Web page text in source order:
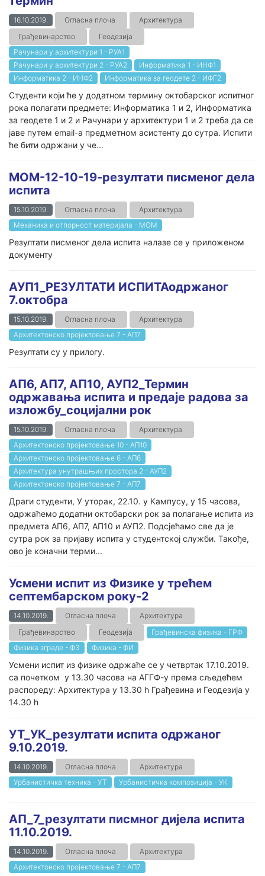
16.10.2019. Огласна плоча
Архитектура
Грађевинарство
Геодезија
Рачунари у архитектури 1 - РУА1
Рачунари у архитектури 2 - РУА2
Информатика 1 - ИНФ1
Информатика 2 - ИНФ2
Информатика за геодете 2 - ИФГ2
Студенти који ће у додатном термину октобарског испитног
рока полагати предмете: Информатика 1 и 2, Информатика
за геодете 1 и 2 и Рачунари у архитектури 1 и 2 треба да се
јаве путем email-а предметном асистенту до сутра. Испити
ће бити одржани у че...
МОМ-12-10-19-резултати писменог дела
испита
15.10.2019. Огласна плоча
Архитектура
Механика и отпорност материјала - МОМ
Резултати писменог дела испита налазе се у приложеном
документу
АУП1_РЕЗУЛТАТИ ИСПИТАодржаног
7.октобра
15.10.2019. Огласна плоча
Архитектура
Архитектонско пројектовање 7 - АП7
Резултати су у прилогу.
АП6, АП7, АП10, АУП2_Термин
одржавања испита и предаје радова за
изложбу_социјални рок
15.10.2019. Огласна плоча
Архитектура
Архитектонско пројектовање 10 - АП10
Архитектонско пројектовање 6 - АП6
Архитектура унутрашњих простора 2 - АУП2
Архитектонско пројектовање 7 - АП7
Драги студенти, У уторак, 22.10. у Кампусу, у 15 часова,
одржаћемо додатни октобарски рок за полагање испита из
предмета АП6, АП7, АП10 и АУП2. Подсјећамо све да је
сутра рок за пријаву испита у студентској служби. Такође,
ово је коначни терми...
Усмени испит из Физике у трећем
септембарском року-2
14.10.2019. Огласна плоча
Архитектура
Грађевинарство
Геодезија
Грађевинска физика - ГРФ
Физика зграде - ФЗ
Физика - ФИ
Усмени испит из физике одржаће се у четвртак 17.10.2019.
са почетком у 13.30 часова на АГГФ-у према сљедећем
распореду: Архитектура у 13.30 h Грађевина и Геодезија у
14.30 h
УТ_УК_резултати испита одржаног
9.10.2019.
14.10.2019. Огласна плоча
Архитектура
Урбанистичка техника - УТ
Урбанистичка композиција - УК
АП_7_резултати писмног дијела испита
11.10.2019.
14.10.2019. Огласна плоча
Архитектура
Архитектонско пројектовање 7 - АП7